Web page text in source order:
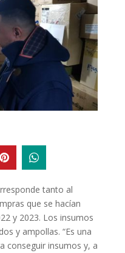
tanto al
que se hacían
y 2023. Los insumos
y ampollas. “Es una
conseguir insumos y, a